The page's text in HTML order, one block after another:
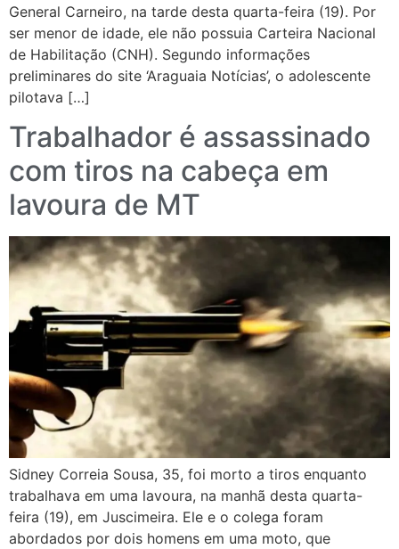
General Carneiro, na tarde desta quarta-feira (19). Por
ser menor de idade, ele não possuia Carteira Nacional
de Habilitação (CNH). Segundo informações
preliminares do site ‘Araguaia Notícias’, o adolescente
pilotava […]
Trabalhador é assassinado
com tiros na cabeça em
lavoura de MT
Sidney Correia Sousa, 35, foi morto a tiros enquanto
trabalhava em uma lavoura, na manhã desta quarta-
feira (19), em Juscimeira. Ele e o colega foram
abordados por dois homens em uma moto, que